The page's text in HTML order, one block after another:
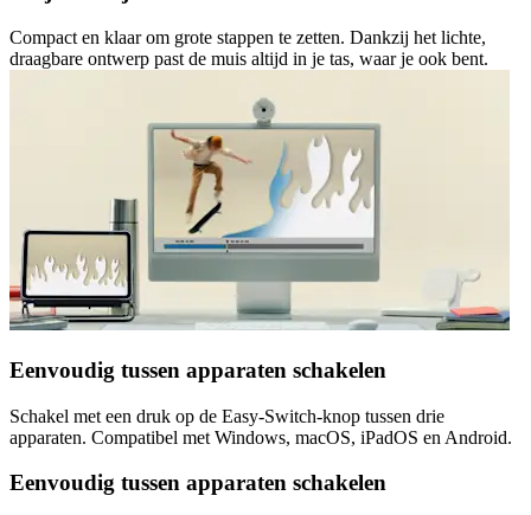
Compact en klaar om grote stappen te zetten. Dankzij het lichte,
draagbare ontwerp past de muis altijd in je tas, waar je ook bent.
Eenvoudig tussen apparaten schakelen
Schakel met een druk op de Easy-Switch-knop tussen drie
apparaten. Compatibel met Windows, macOS, iPadOS en Android.
Eenvoudig tussen apparaten schakelen